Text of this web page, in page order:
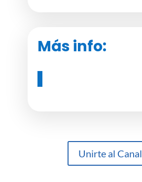
Más info:
Unirte al Canal